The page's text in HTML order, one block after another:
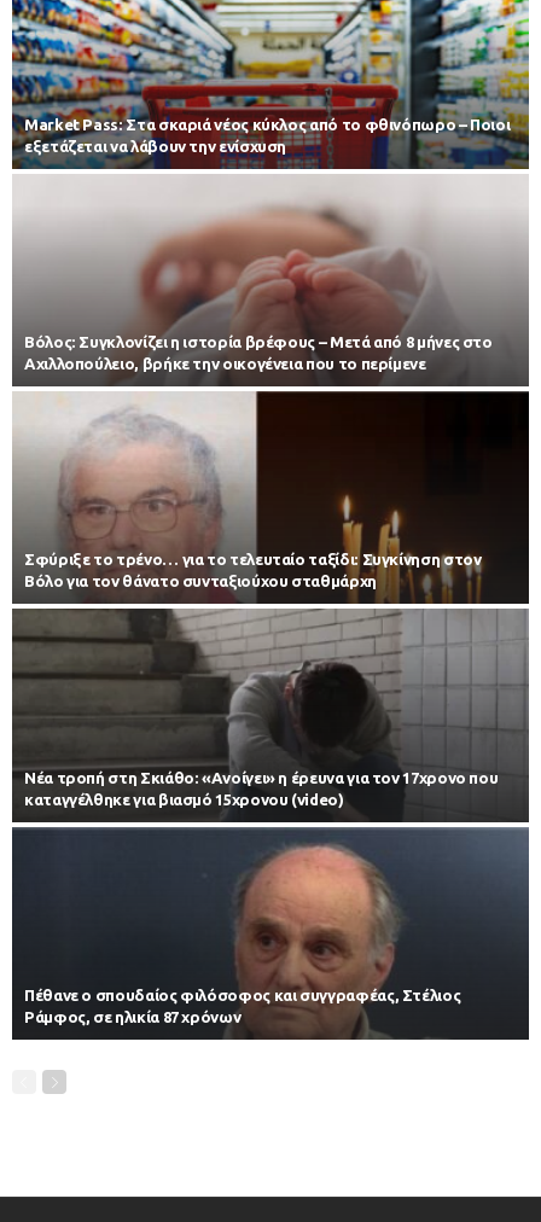
Market Pass: Στα σκαριά νέος κύκλος από το φθινόπωρο – Ποιοι
εξετάζεται να λάβουν την ενίσχυση
Βόλος: Συγκλονίζει η ιστορία βρέφους – Μετά από 8 μήνες στο
Αχιλλοπούλειο, βρήκε την οικογένεια που το περίμενε
Σφύριξε το τρένο… για το τελευταίο ταξίδι: Συγκίνηση στον
Βόλο για τον θάνατο συνταξιούχου σταθμάρχη
Νέα τροπή στη Σκιάθο: «Ανοίγει» η έρευνα για τον 17χρονο που
καταγγέλθηκε για βιασμό 15χρονου (video)
Πέθανε ο σπουδαίος φιλόσοφος και συγγραφέας, Στέλιος
Ράμφος, σε ηλικία 87 χρόνων